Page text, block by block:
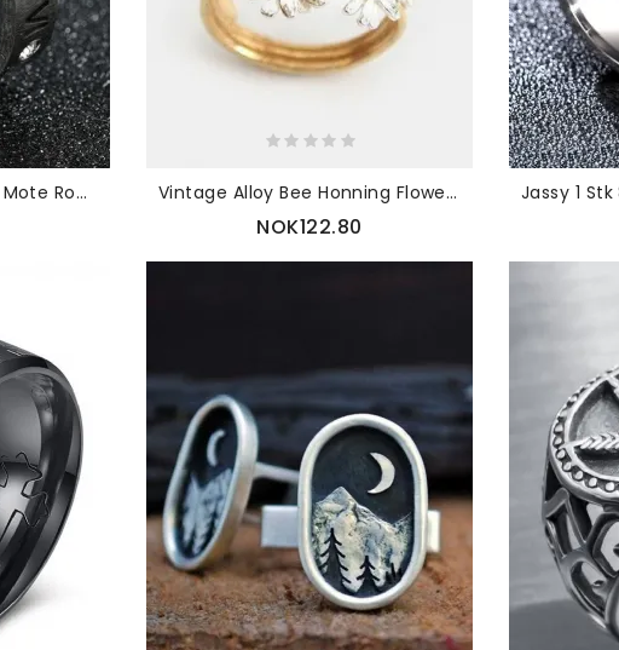
1 Stk Rustfritt Stål Stilig Mote Romertall Parring Vintage Alloy Bee Honning Flower Golden Leaf Ring
NOK122.80